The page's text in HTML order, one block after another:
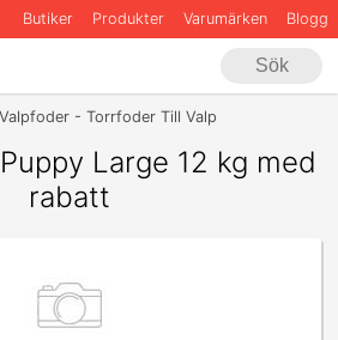
Butiker Produkter Varumärken Blogg
Sök
- Torrfoder Till Valp
Large 12 kg med
rabatt